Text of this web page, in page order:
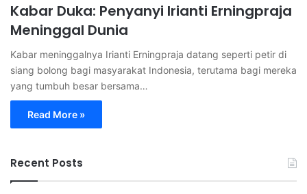
Kabar Duka: Penyanyi Irianti Erningpraja
Meninggal Dunia
Kabar meninggalnya Irianti Erningpraja datang seperti petir di
siang bolong bagi masyarakat Indonesia, terutama bagi mereka
yang tumbuh besar bersama…
Read More »
Recent Posts